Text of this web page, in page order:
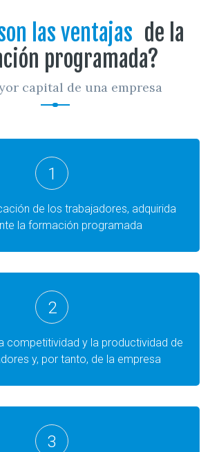
las ventajas de la
programada?
capital de una empresa
1
de los trabajadores, adquirida
la formación programada
2
competitividad y la productividad de
y, por tanto, de la empresa
3